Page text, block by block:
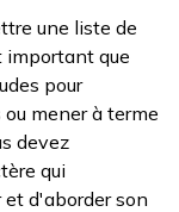
une liste de
important que
pour
mener à terme
devez
qui
d'aborder son